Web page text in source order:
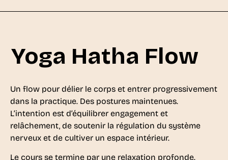
Yoga Hatha Flow
Un flow pour délier le corps et entrer progressivement
dans la practique. Des postures maintenues.
L’intention est d’équilibrer engagement et
relâchement, de soutenir la régulation du système
nerveux et de cultiver un espace intérieur.
Le cours se termine par une relaxation profonde.